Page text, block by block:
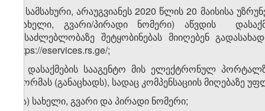
ა) სამსახური, არაუგვიანეს 2020 წლის 20 მაისისა
(სახელი, გვარი/პირადი ნომერი) აწვდის
შესაძლებლობაზე შეტყობინებას მიიღებენ
https://eservices.rs.ge/;
ბ) დასაქმების სააგენტო მის ელექტრონულ
ფორმას (განაცხადს), სადაც კომპენსაციის მიღებაზე
ბ.ა) სახელი, გვარი და პირადი ნომერი;